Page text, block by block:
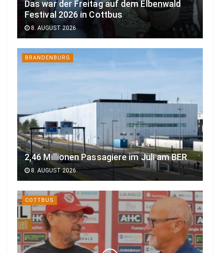
Das war der Freitag auf dem Elbenwald
Festival 2026 in Cottbus
8. AUGUST 2026
BRANDENBURG
2,46 Millionen Passagiere im Juli am BER
8. AUGUST 2026
COTTBUS